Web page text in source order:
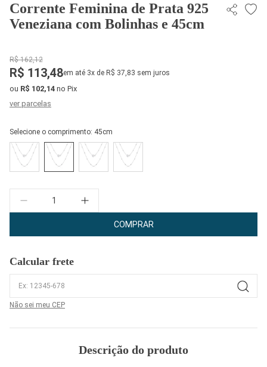
Corrente Feminina de Prata 925
Veneziana com Bolinhas e 45cm
R$ 162,12
R$ 113,48em até 3x de R$ 37,83 sem juros
ou R$ 102,14 no Pix
ver parcelas
Selecione o comprimento: 45cm
Quantidade
COMPRAR
Calcular frete
Não sei meu CEP
Descrição do produto